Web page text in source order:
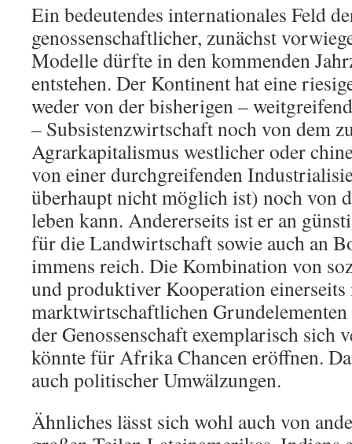
Ein bedeutendes internationales Feld
genossenschaftlicher, zunächst
Modelle dürfte in den kommenden
entstehen. Der Kontinent hat eine
weder von der bisherigen –
– Subsistenzwirtschaft noch von dem
Agrarkapitalismus westlicher oder
von einer durchgreifenden
überhaupt nicht möglich ist) noch von
leben kann. Andererseits ist er an
für die Landwirtschaft sowie auch an
immens reich. Die Kombination von
und produktiver Kooperation
marktwirtschaftlichen Grundelementen
der Genossenschaft exemplarisch sich
könnte für Afrika Chancen eröffnen.
auch politischer Umwälzungen.
Ähnliches lässt sich wohl auch von